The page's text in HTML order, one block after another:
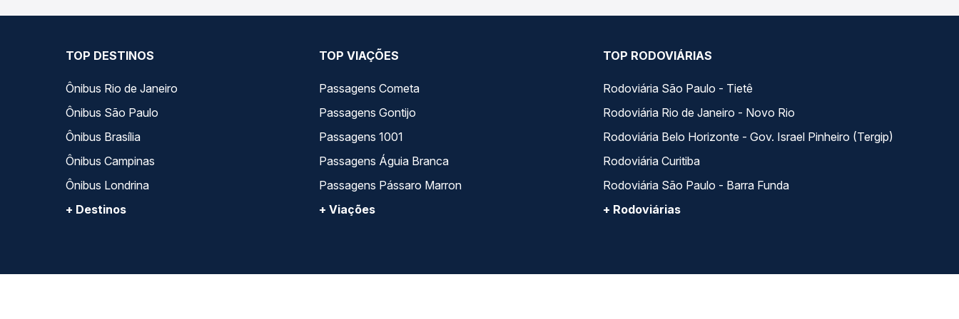
TOP DESTINOS
Ônibus Rio de Janeiro
Ônibus São Paulo
Ônibus Brasília
Ônibus Campinas
Ônibus Londrina
+ Destinos
TOP VIAÇÕES
Passagens Cometa
Passagens Gontijo
Passagens 1001
Passagens Águia Branca
Passagens Pássaro Marron
+ Viações
TOP RODOVIÁRIAS
Rodoviária São Paulo - Tietê
Rodoviária Rio de Janeiro - Novo Rio
Rodoviária Belo Horizonte - Gov. Israel Pinheiro (Tergip)
Rodoviária Curitiba
Rodoviária São Paulo - Barra Funda
+ Rodoviárias